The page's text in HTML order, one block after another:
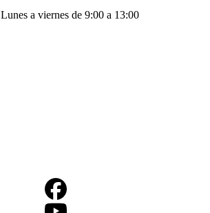
Lunes a viernes de 9:00 a 13:00